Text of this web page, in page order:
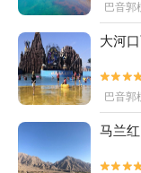
巴音郭
大河
巴音郭
马兰